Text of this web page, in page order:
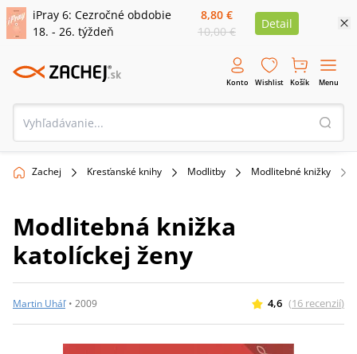
iPray 6: Cezročné obdobie
18. - 26. týždeň
8,80 €
10,00 €
Detail
Konto Wishlist Košík Menu
Zachej Kresťanské knihy Modlitby Modlitebné knižky
Modlitebná knižka
katolíckej ženy
Martin Uháľ • 2009 4,6 (16 recenzií)